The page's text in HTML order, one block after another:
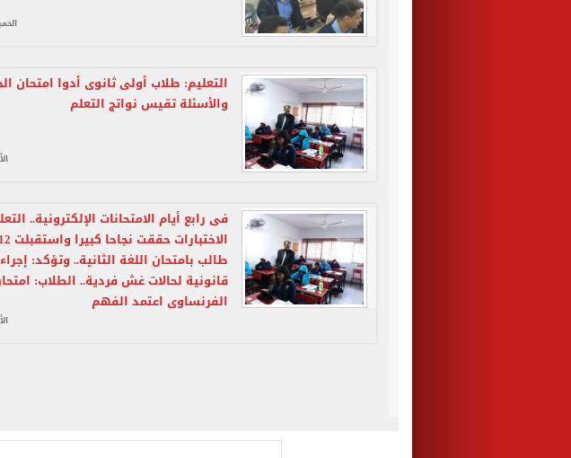
الخميس، 16
التعليم: طلاب أولى ثانوى أدوا امتحان
والأسئلة تقيس نواتج التعلم
فى رابع أيام الامتحانات الإلكترونية..
طالب بامتحان اللغة الثانية.. وتؤكد:
قانونية لحالات غش فردية.. الطلاب:
الفرنساوى اعتمد الفهم